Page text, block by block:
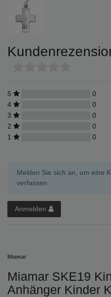
5
0
4
0
3
0
2
0
1
0
Melden Sie sich an, um eine
verfassen.
Anmelden
Miamar
Miamar SKE19
Anhänger Kinder